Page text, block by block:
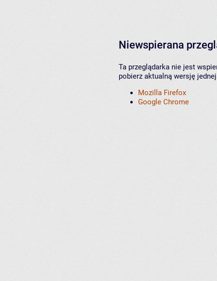
Niewspierana
Ta przeglądarka nie jest
pobierz aktualną wersję
Mozilla Firefox
Google Chrome